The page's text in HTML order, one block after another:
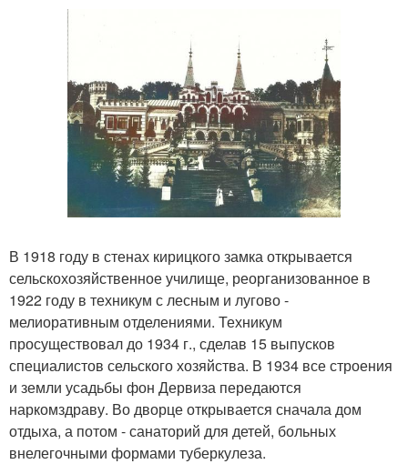
В 1918 году в стенах кирицкого замка открывается
сельскохозяйственное училище, реорганизованное в
1922 году в техникум с лесным и лугово -
мелиоративным отделениями. Техникум
просуществовал до 1934 г., сделав 15 выпусков
специалистов сельского хозяйства. В 1934 все строения
и земли усадьбы фон Дервиза передаются
наркомздраву. Во дворце открывается сначала дом
отдыха, а потом - санаторий для детей, больных
внелегочными формами туберкулеза.